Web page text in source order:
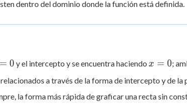
dentro del dominio donde la función está definida.
= 0 y el intercepto y se encuentra haciendo x
0
x = 0;
a través de la forma de intercepto y de la
la forma más rápida de graficar una recta sin